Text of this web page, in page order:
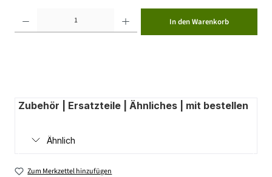
In den Warenkorb
Zubehör | Ersatzteile | Ähnliches | mit bestellen
Ähnlich
Zum Merkzettel hinzufügen